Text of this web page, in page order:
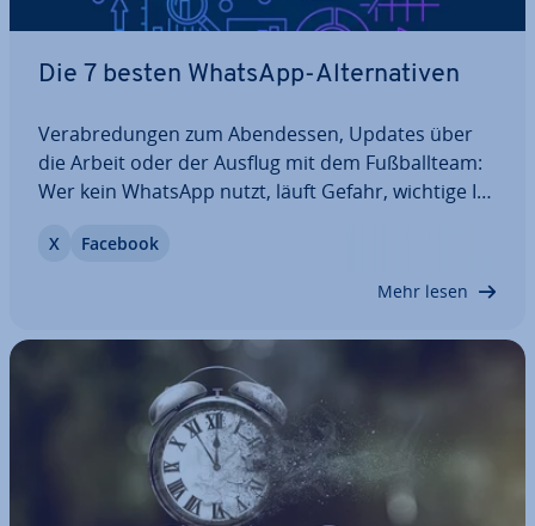
Die 7 besten WhatsApp-Al­ter­na­ti­ven
Ver­ab­re­dun­gen zum Abend­essen, Updates über
die Arbeit oder der Ausflug mit dem Fuß­ball­team:
Wer kein WhatsApp nutzt, läuft Gefahr, wichtige In­
net­zung ergeben sich auch Nachteile: Vor allem,
X Facebook
Mehr lesen